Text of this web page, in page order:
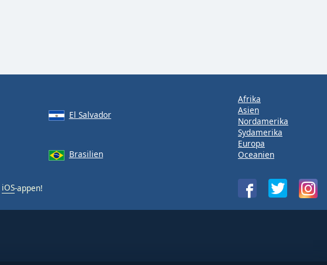
El Salvador
Brasilien
iOS-appen!
Afrika
Asien
Nordamerika
Sydamerika
Europa
Oceanien